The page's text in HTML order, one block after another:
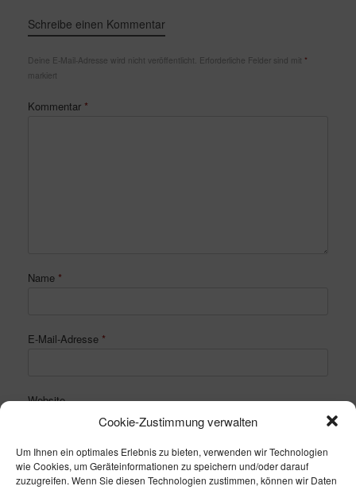
Cookie-Zustimmung verwalten
Um Ihnen ein optimales Erlebnis zu bieten, verwenden wir Technologien
wie Cookies, um Geräteinformationen zu speichern und/oder darauf
zuzugreifen. Wenn Sie diesen Technologien zustimmen, können wir Daten
Schreibe einen Kommentar
Deine E-Mail-Adresse wird nicht veröffentlicht. Erforderliche Felder sind mit *
markiert
Kommentar *
Name *
E-Mail-Adresse *
Website